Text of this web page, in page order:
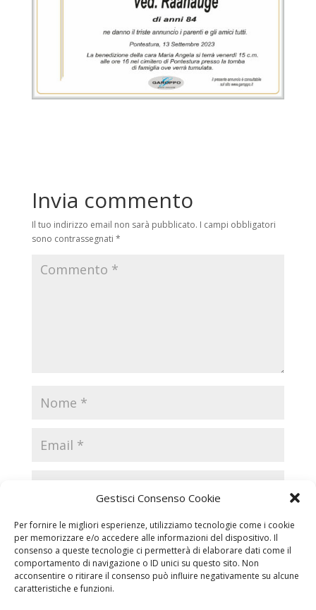
Gestisci Consenso Cookie
Per fornire le migliori esperienze, utilizziamo tecnologie come i cookie
per memorizzare e/o accedere alle informazioni del dispositivo. Il
consenso a queste tecnologie ci permetterà di elaborare dati come il
comportamento di navigazione o ID unici su questo sito. Non
acconsentire o ritirare il consenso può influire negativamente su alcune
caratteristiche e funzioni.
Invia commento
Il tuo indirizzo email non sarà pubblicato. I campi obbligatori
sono contrassegnati *